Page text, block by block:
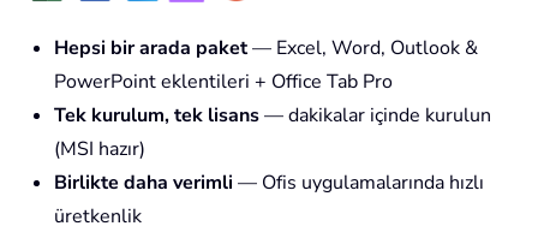
Hepsi bir arada paket— Excel, Word, Outlook &
PowerPoint eklentileri + Office Tab Pro
Tek kurulum, tek lisans— dakikalar içinde kurulun
(MSI hazır)
Birlikte daha verimli — Ofis uygulamalarında hızlı
üretkenlik